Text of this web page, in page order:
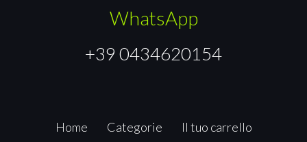
WhatsApp
+39 0434620154
Home Categorie
Il tuo carrello